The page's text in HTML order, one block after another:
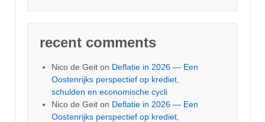
recent comments
Nico de Geit on Deflatie in 2026 — Een
Oostenrijks perspectief op krediet,
schulden en economische cycli
Nico de Geit on Deflatie in 2026 — Een
Oostenrijks perspectief op krediet,